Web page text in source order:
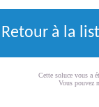
Retour à la
Cette soluce vous a
Vous pouvez